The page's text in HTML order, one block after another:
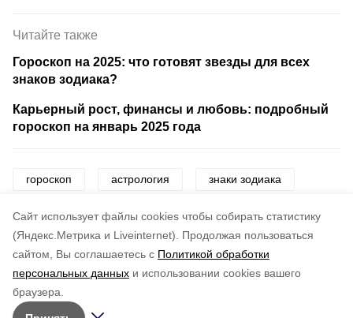
Cайт использует файлы cookies чтобы собирать статистику
(Яндекс.Метрика и Liveinternet).
Продолжая пользоваться
сайтом, Вы соглашаетесь с Политикой обработки
персональных данных и использовании cookies вашего
браузера.
Читайте также
Гороскоп на 2025: что готовят звезды для всех
знаков зодиака?
Карьерный рост, финансы и любовь: подробный
гороскоп на январь 2025 года
гороскоп астрология знаки зодиака
астрологический гид астрологический прогноз
по оценке
5